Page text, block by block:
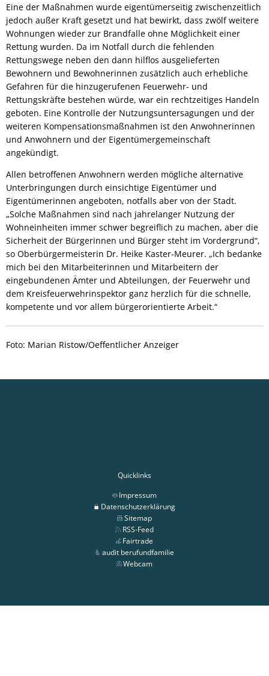
Eine der Maßnahmen wurde eigentümerseitig zwischenzeitlich
jedoch außer Kraft gesetzt und hat bewirkt, dass zwölf weitere
Wohnungen wieder zur Brandfalle ohne Möglichkeit einer
Rettung wurden. Da im Notfall durch die fehlenden
Rettungswege neben den dann hilflos ausgelieferten
Bewohnern und Bewohnerinnen zusätzlich auch erhebliche
Gefahren für die hinzugerufenen Feuerwehr- und
Rettungskräfte bestehen würde, war ein rechtzeitiges Handeln
geboten. Eine Kontrolle der Nutzungsuntersagungen und der
weiteren Kompensationsmaßnahmen ist den Anwohnerinnen
und Anwohnern und der Eigentümergemeinschaft
angekündigt.
Allen betroffenen Anwohnern werden mögliche alternative
Unterbringungen durch einsichtige Eigentümer und
Eigentümerinnen angeboten, notfalls aber von der Stadt.
„Solche Maßnahmen sind nach jahrelanger Nutzung der
Wohneinheiten immer schwer begreiflich zu machen, aber die
Sicherheit der Bürgerinnen und Bürger steht im Vordergrund“,
so Oberbürgermeisterin Dr. Heike Kaster-Meurer. „Ich bedanke
mich bei den Mitarbeiterinnen und Mitarbeitern der
eingebundenen Ämter und Abteilungen, der Feuerwehr und
dem Kreisfeuerwehrinspektor ganz herzlich für die schnelle,
kompetente und vor allem bürgerorientierte Arbeit.“
Foto: Marian Ristow/Oeffentlicher Anzeiger
Quicklinks
Impressum
Datenschutzerklärung
Sitemap
RSS-Feed
Fairtrade
audit berufundfamilie
Webcam